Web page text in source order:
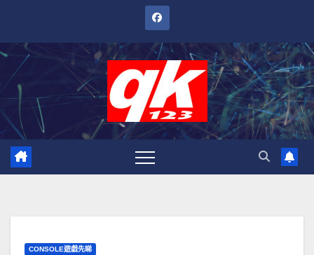
內
CONSOLE遊戲先睇